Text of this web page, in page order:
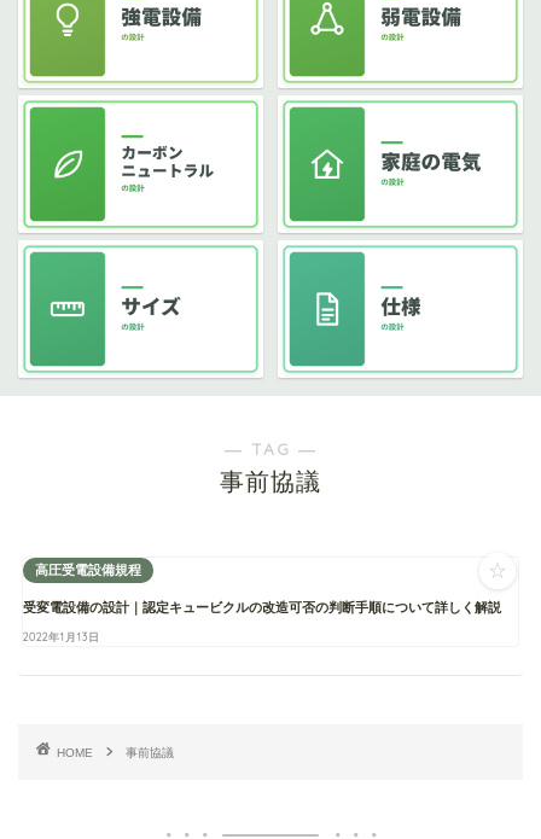
― TAG ―
事前協議
高圧受電設備規程
受変電設備の設計｜認定キュービクルの改造可否の判断手順について詳しく解説
2022年1月13日
☆
HOME 事前協議